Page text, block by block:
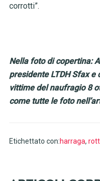
corrotti”.
Nella foto di copertina:
presidente LTDH Sfax
vittime del naufragio 8
come tutte le foto
Etichettato con:harraga,